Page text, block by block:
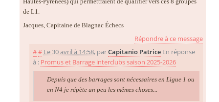
de L1.
Jacques, Capitaine de Blagnac Échecs
Répondre à ce message
## Le 30 avril à 14:58, parCapitanio Patrice En réponse
à : Promus et Barrage interclubs saison 2025-2026
Depuis que des barrages sont nécessaires en Ligue 1 ou
en N4 je répète un peu les mêmes choses...